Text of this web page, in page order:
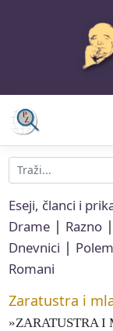
Eseji, članci i
Drame| Razno|
Dnevnici |
Romani
Zaratustra i
»ZARATUSTRA I